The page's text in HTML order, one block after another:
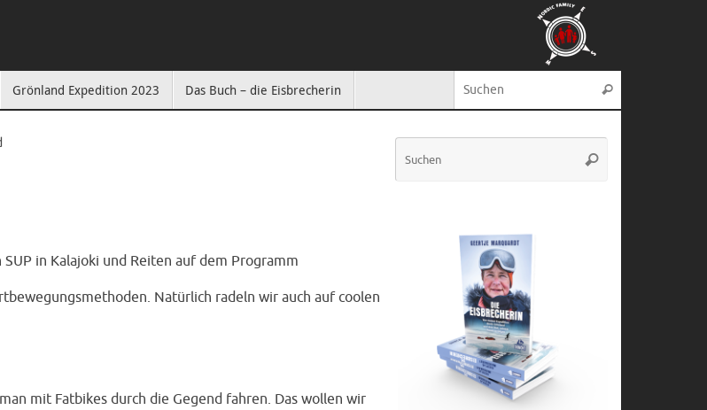
Grönland Expedition 2023 Das Buch – die Eisbrecherin Suchen
in Kalajoki und Reiten auf dem Programm
Natürlich radeln wir auch auf coolen
mit Fatbikes durch die Gegend fahren. Das wollen wir
Suchen